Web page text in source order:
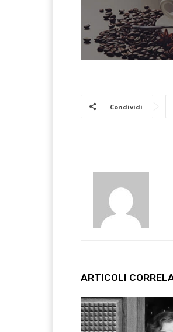
Condividi
ARTICOLI